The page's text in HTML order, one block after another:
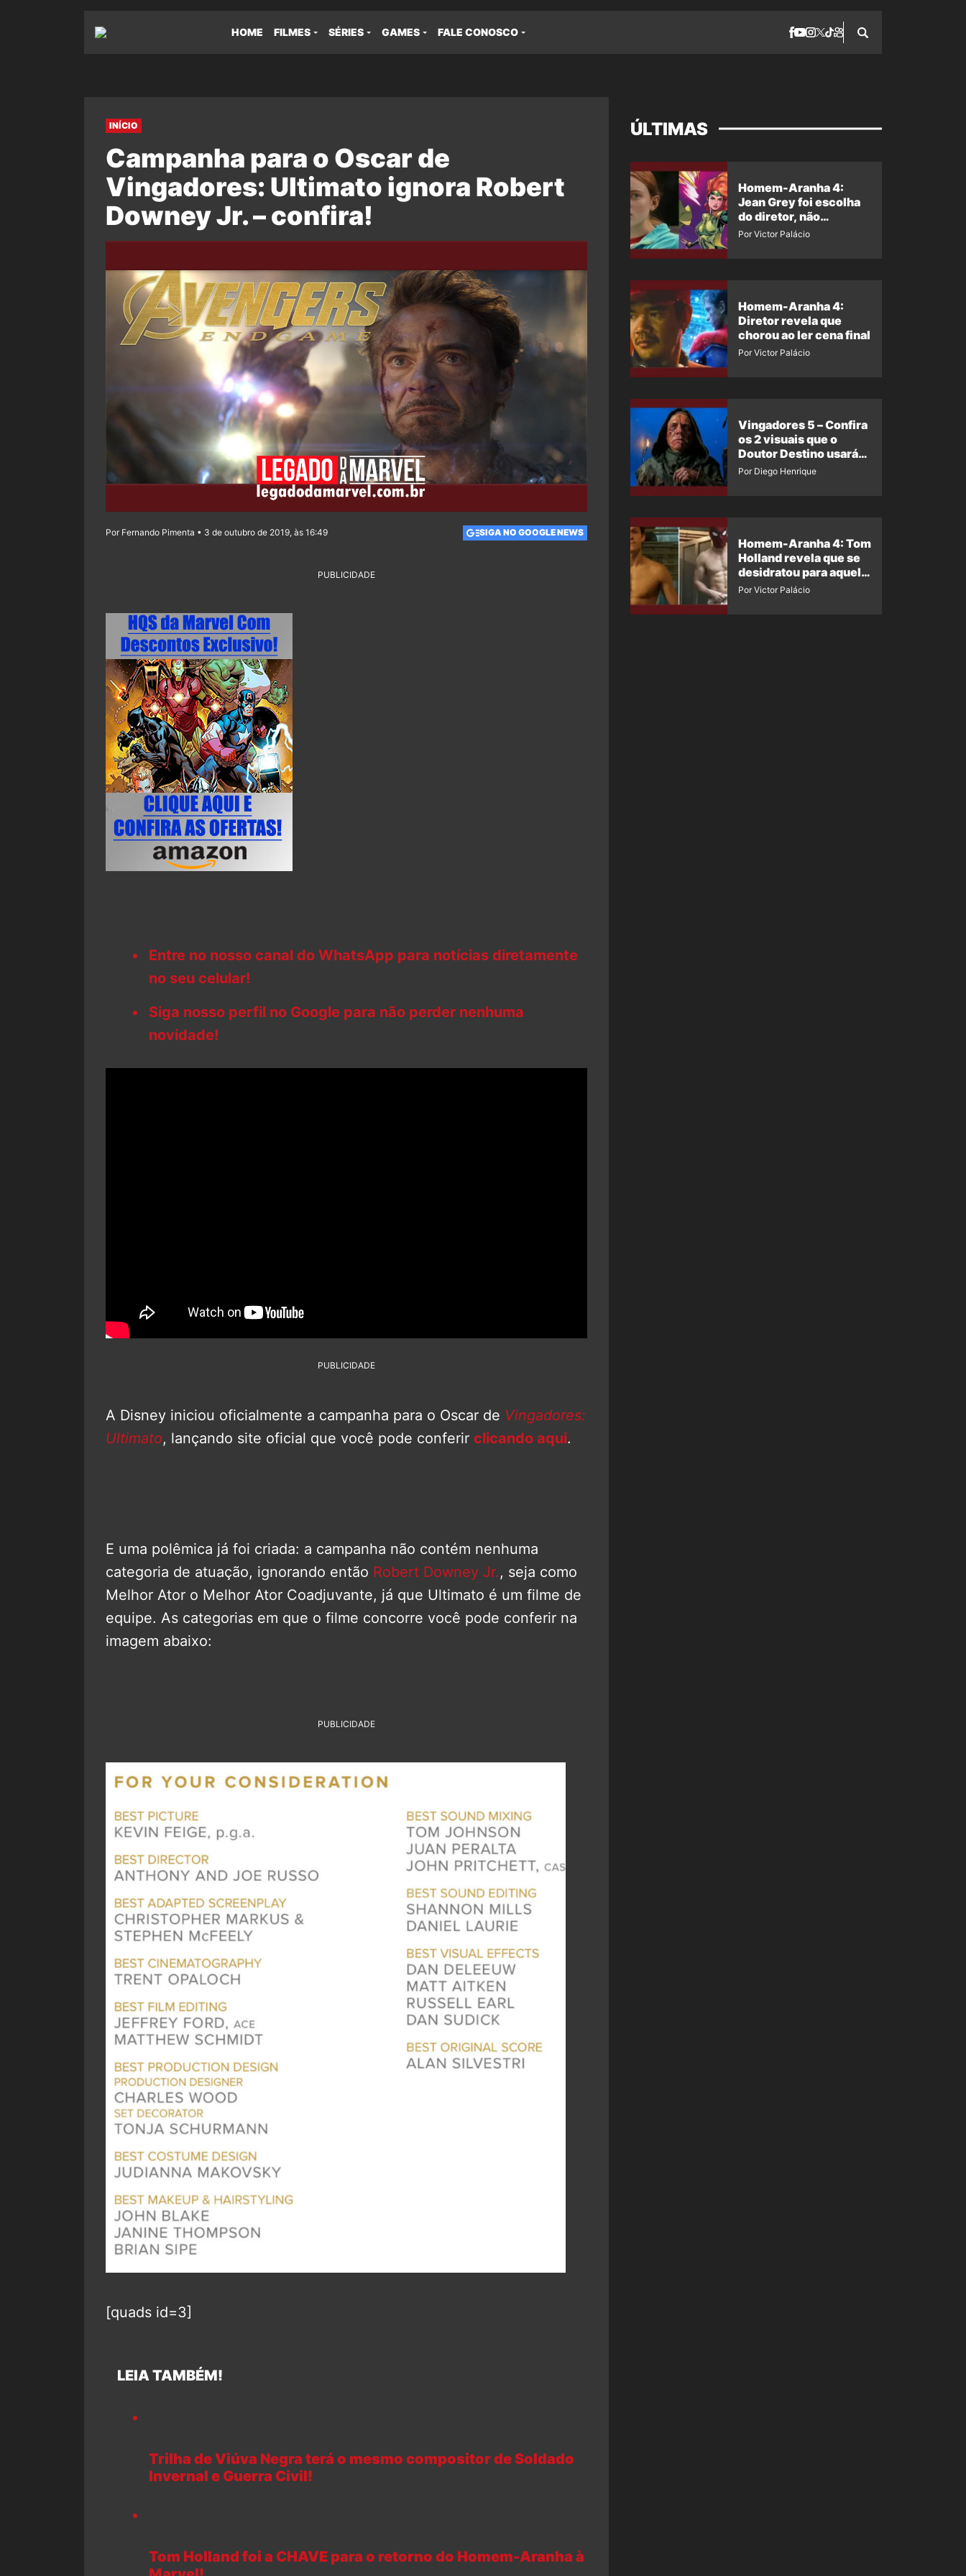
HOME FILMES SÉRIES GAMES FALE CONOSCO
INÍCIO
Campanha para o Oscar de
Vingadores: Ultimato ignora Robert
Downey Jr. – confira!
Por Fernando Pimenta • 3 de outubro de 2019, às 16:49 SIGA NO GOOGLE NEWS
PUBLICIDADE
Entre no nosso canal do WhatsApp para notícias diretamente
no seu celular!
Siga nosso perfil no Google para não perder nenhuma
novidade!
PUBLICIDADE
A Disney iniciou oficialmente a campanha para o Oscar de Vingadores:
Ultimato, lançando site oficial que você pode conferir clicando aqui.
E uma polêmica já foi criada: a campanha não contém nenhuma
categoria de atuação, ignorando então Robert Downey Jr., seja como
Melhor Ator o Melhor Ator Coadjuvante, já que Ultimato é um filme de
equipe. As categorias em que o filme concorre você pode conferir na
imagem abaixo:
PUBLICIDADE
[quads id=3]
LEIA TAMBÉM!
Trilha de Viúva Negra terá o mesmo compositor de Soldado
Invernal e Guerra Civil!
Tom Holland foi a CHAVE para o retorno do Homem-Aranha à
ÚLTIMAS
Homem-Aranha 4:
Jean Grey foi escolha
do diretor, não
imposição da Marvel
Por Victor Palácio
Homem-Aranha 4:
Diretor revela que
chorou ao ler cena final
Por Victor Palácio
Vingadores 5 – Confira
os 2 visuais que o
Doutor Destino usará
no filme
Por Diego Henrique
Homem-Aranha 4: Tom
Holland revela que se
desidratou para aquela
cena
Por Victor Palácio